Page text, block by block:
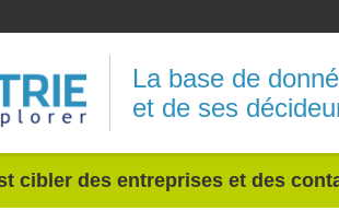
La base de
et de ses
cibler des entreprises et des